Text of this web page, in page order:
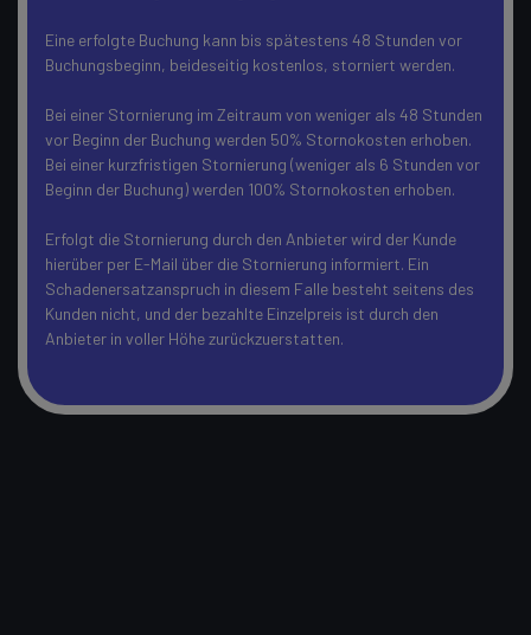
Eine erfolgte Buchung kann bis spätestens 48 Stunden vor
Buchungsbeginn, beideseitig kostenlos, storniert werden.
Bei einer Stornierung im Zeitraum von weniger als 48 Stunden
vor Beginn der Buchung werden 50% Stornokosten erhoben.
Bei einer kurzfristigen Stornierung (weniger als 6 Stunden vor
Beginn der Buchung) werden 100% Stornokosten erhoben.
Erfolgt die Stornierung durch den Anbieter wird der Kunde
hierüber per E-Mail über die Stornierung informiert. Ein
Schadenersatzanspruch in diesem Falle besteht seitens des
Kunden nicht, und der bezahlte Einzelpreis ist durch den
Anbieter in voller Höhe zurückzuerstatten.